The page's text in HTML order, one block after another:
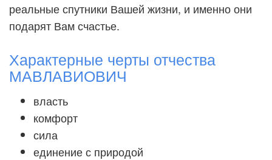
реальные спутники Вашей жизни, и именно они
подарят Вам счастье.
Характерные черты отчества
МАВЛАВИОВИЧ
власть
комфорт
сила
единение с природой